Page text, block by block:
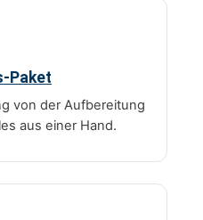
Paket
von der Aufbereitung
aus einer Hand.